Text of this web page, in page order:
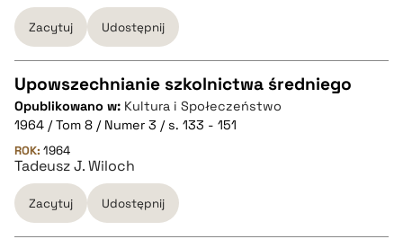
BIBTEX
pobierz cytat
Zacytuj Udostępnij
CZYSTY TEKST
pobierz cytat
BIBTEX
Upowszechnianie szkolnictwa średniego
Opublikowano w: Kultura i Społeczeństwo
1964 / Tom 8 / Numer 3 / s. 133 - 151
ROK: 1964
Tadeusz J. Wiloch
Zacytuj Udostępnij